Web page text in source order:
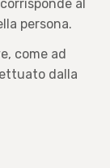
al
persona.
come ad
dalla